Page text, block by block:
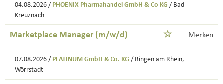
04.08.2026 / PHOENIX Pharmahandel GmbH & Co KG / Bad
Kreuznach
Marketplace Manager (m/w/d) Merken
07.08.2026 / PLATINUM GmbH & Co. KG / Bingen am Rhein,
Wörrstadt